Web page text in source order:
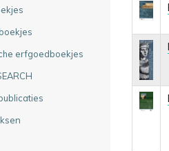
erfgoedboekjes